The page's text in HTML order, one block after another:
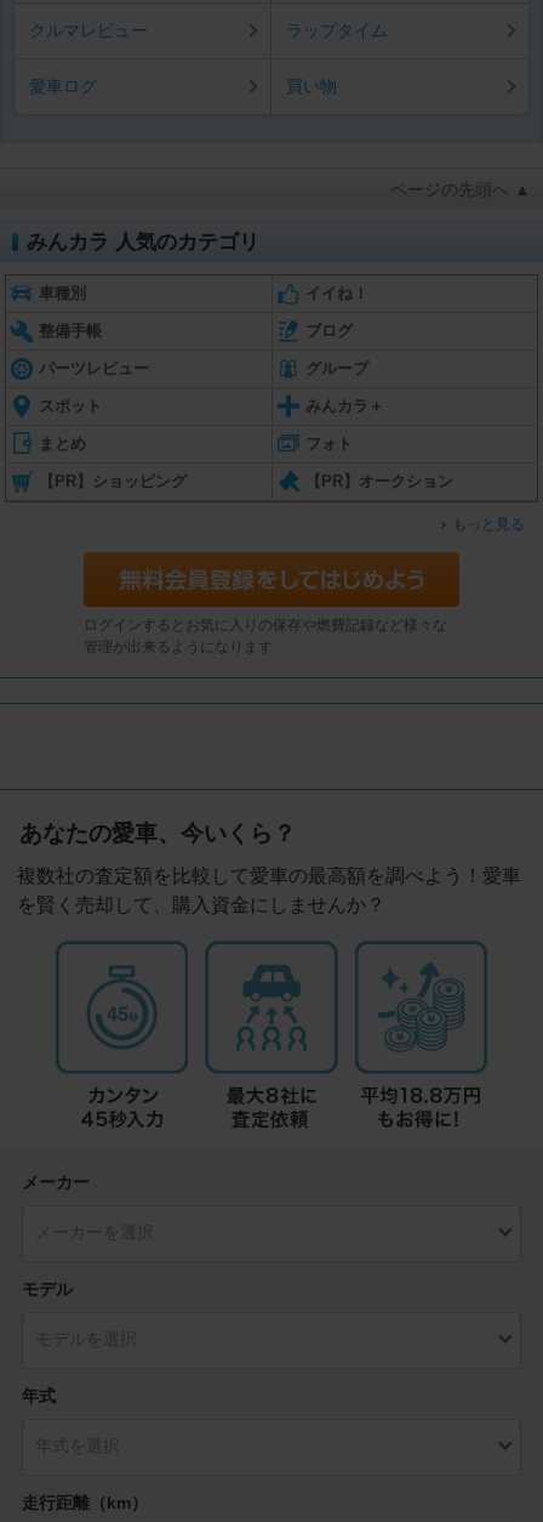
クルマレビュー ラップタイム
愛車ログ 買い物
ページの先頭へ ▲
みんカラ 人気のカテゴリ
車種別 イイね！
整備手帳 ブログ
パーツレビュー グループ
スポット みんカラ＋
まとめ フォト
【PR】ショッピング 【PR】オークション
もっと見る
ログインするとお気に入りの保存や燃費記録など様々な
管理が出来るようになります
あなたの愛車、今いくら？
複数社の査定額を比較して愛車の最高額を調べよう！愛車
を賢く売却して、購入資金にしませんか？
メーカー
モデル
年式
走行距離（km）